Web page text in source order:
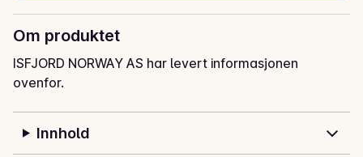
Om produktet
ISFJORD NORWAY AS har levert informasjonen
ovenfor.
Innhold